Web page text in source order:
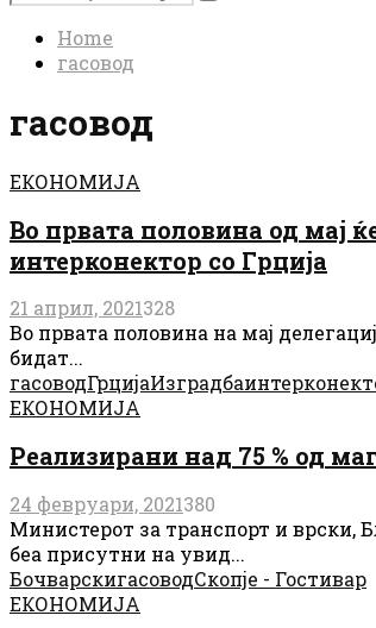
for:
Search
Home
гасовод
гасовод
ЕКОНОМИЈА
Во првата половина од мај
интерконектор со Грција
21 април, 2021328
Во првата половина на мај
бидат...
гасоводГрцијаИзградба
ЕКОНОМИЈА
Реализирани над 75 % од
24 февруари, 2021380
Министерот за транспорт и врски,
беа присутни на увид...
БочварскигасоводСкопје - Гостивар
ЕКОНОМИЈА